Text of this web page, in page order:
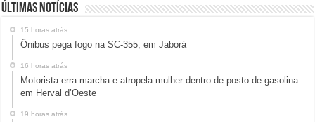
Últimas Notícias
15 horas atrás
Ônibus pega fogo na SC-355, em Jaborá
16 horas atrás
Motorista erra marcha e atropela mulher dentro de posto de gasolina
em Herval d’Oeste
19 horas atrás